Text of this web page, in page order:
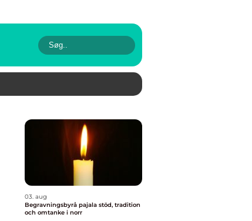
03. aug
Begravningsbyrå pajala stöd, tradition
och omtanke i norr